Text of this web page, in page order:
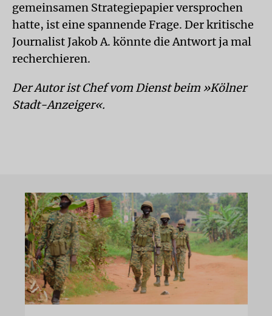
gemeinsamen Strategiepapier versprochen
hatte, ist eine spannende Frage. Der kritische
Journalist Jakob A. könnte die Antwort ja mal
recherchieren.
Der Autor ist Chef vom Dienst beim »Kölner
Stadt-Anzeiger«.